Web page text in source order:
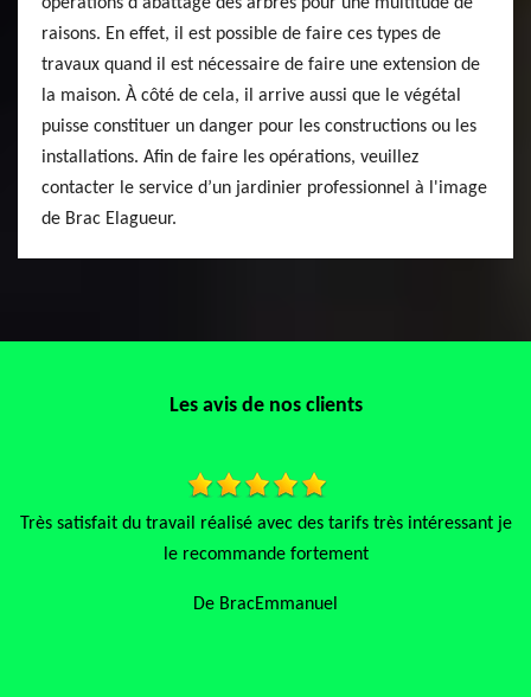
raisons. En effet, il est possible de faire ces types de
travaux quand il est nécessaire de faire une extension de
la maison. À côté de cela, il arrive aussi que le végétal
puisse constituer un danger pour les constructions ou les
installations. Afin de faire les opérations, veuillez
contacter le service d’un jardinier professionnel à l'image
de Brac Elagueur.
Les avis de nos clients
“Super travail sur l’aménagement de l’espace vert ! Les plantes
sont magnifiques et l’ensemble est très bien entretenu. Bravo